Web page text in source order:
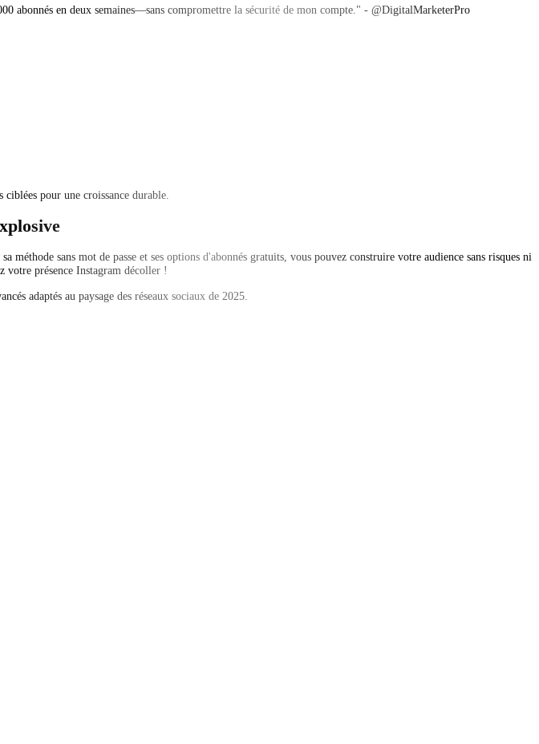
abonnés en deux semaines—sans compromettre la sécurité de mon compte." - @DigitalMarketerPro
pour une croissance durable.
méthode sans mot de passe et ses options d'abonnés gratuits, vous pouvez construire votre audience sans risques ni
votre présence Instagram décoller !
adaptés au paysage des réseaux sociaux de 2025.